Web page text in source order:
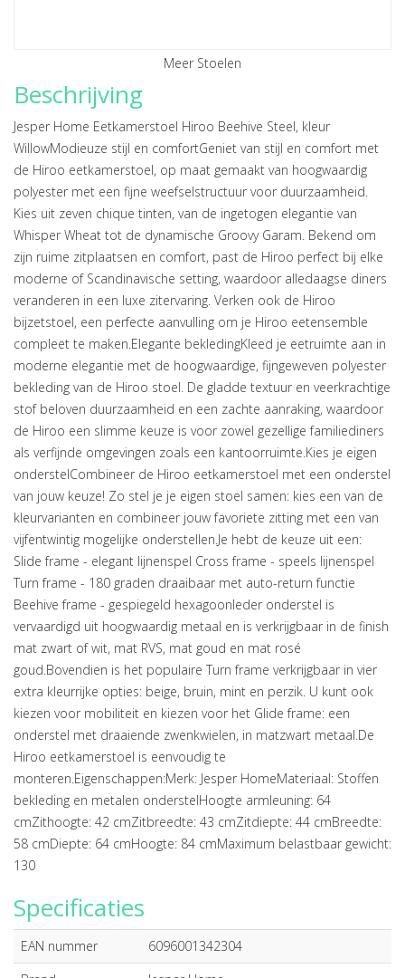
Meer Stoelen
Beschrijving
Jesper Home Eetkamerstoel Hiroo Beehive Steel, kleur
WillowModieuze stijl en comfortGeniet van stijl en comfort met
de Hiroo eetkamerstoel, op maat gemaakt van hoogwaardig
polyester met een fijne weefselstructuur voor duurzaamheid.
Kies uit zeven chique tinten, van de ingetogen elegantie van
Whisper Wheat tot de dynamische Groovy Garam. Bekend om
zijn ruime zitplaatsen en comfort, past de Hiroo perfect bij elke
moderne of Scandinavische setting, waardoor alledaagse diners
veranderen in een luxe zitervaring. Verken ook de Hiroo
bijzetstoel, een perfecte aanvulling om je Hiroo eetensemble
compleet te maken.Elegante bekledingKleed je eetruimte aan in
moderne elegantie met de hoogwaardige, fijngeweven polyester
bekleding van de Hiroo stoel. De gladde textuur en veerkrachtige
stof beloven duurzaamheid en een zachte aanraking, waardoor
de Hiroo een slimme keuze is voor zowel gezellige familiediners
als verfijnde omgevingen zoals een kantoorruimte.Kies je eigen
onderstelCombineer de Hiroo eetkamerstoel met een onderstel
van jouw keuze! Zo stel je je eigen stoel samen: kies een van de
kleurvarianten en combineer jouw favoriete zitting met een van
vijfentwintig mogelijke onderstellen.Je hebt de keuze uit een:
Slide frame - elegant lijnenspel Cross frame - speels lijnenspel
Turn frame - 180 graden draaibaar met auto-return functie
Beehive frame - gespiegeld hexagoonIeder onderstel is
vervaardigd uit hoogwaardig metaal en is verkrijgbaar in de finish
mat zwart of wit, mat RVS, mat goud en mat rosé
goud.Bovendien is het populaire Turn frame verkrijgbaar in vier
extra kleurrijke opties: beige, bruin, mint en perzik. U kunt ook
kiezen voor mobiliteit en kiezen voor het Glide frame: een
onderstel met draaiende zwenkwielen, in matzwart metaal.De
Hiroo eetkamerstoel is eenvoudig te
monteren.Eigenschappen:Merk: Jesper HomeMateriaal: Stoffen
bekleding en metalen onderstelHoogte armleuning: 64
cmZithoogte: 42 cmZitbreedte: 43 cmZitdiepte: 44 cmBreedte:
58 cmDiepte: 64 cmHoogte: 84 cmMaximum belastbaar gewicht:
130
Specificaties
EAN nummer
6096001342304